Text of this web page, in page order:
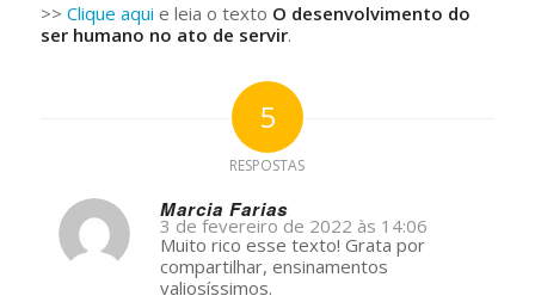
>> Clique aqui e leia o texto O desenvolvimento do
ser humano no ato de servir.
5
RESPOSTAS
Marcia Farias
s
ays:
3 de fevereiro de 2022 às 14:06
Muito rico esse texto! Grata por
compartilhar, ensinamentos
valiosíssimos.